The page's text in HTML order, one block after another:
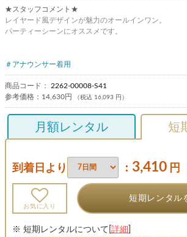
★スタッフコメント★
レイヤード風デザインが魅力のオールインワン。
パーティーシーンにオススメです。
＃アナウンサー着用
商品コード： 2262-00008-S41
参考価格： 14,630円 （税込 16,093 円）
月額レンタル 短
到着日より ： 3,410 円
お気に入り
短期レンタル
※ 短期レンタルについて[ 詳細